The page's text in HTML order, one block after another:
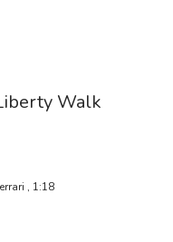
Walk
, 1:18